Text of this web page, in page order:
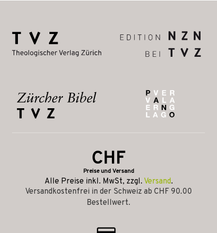
CHF
Preise und Versand
Alle Preise inkl. MwSt, zzgl. Versand.
Versandkostenfrei in der Schweiz ab CHF 90.00
Bestellwert.